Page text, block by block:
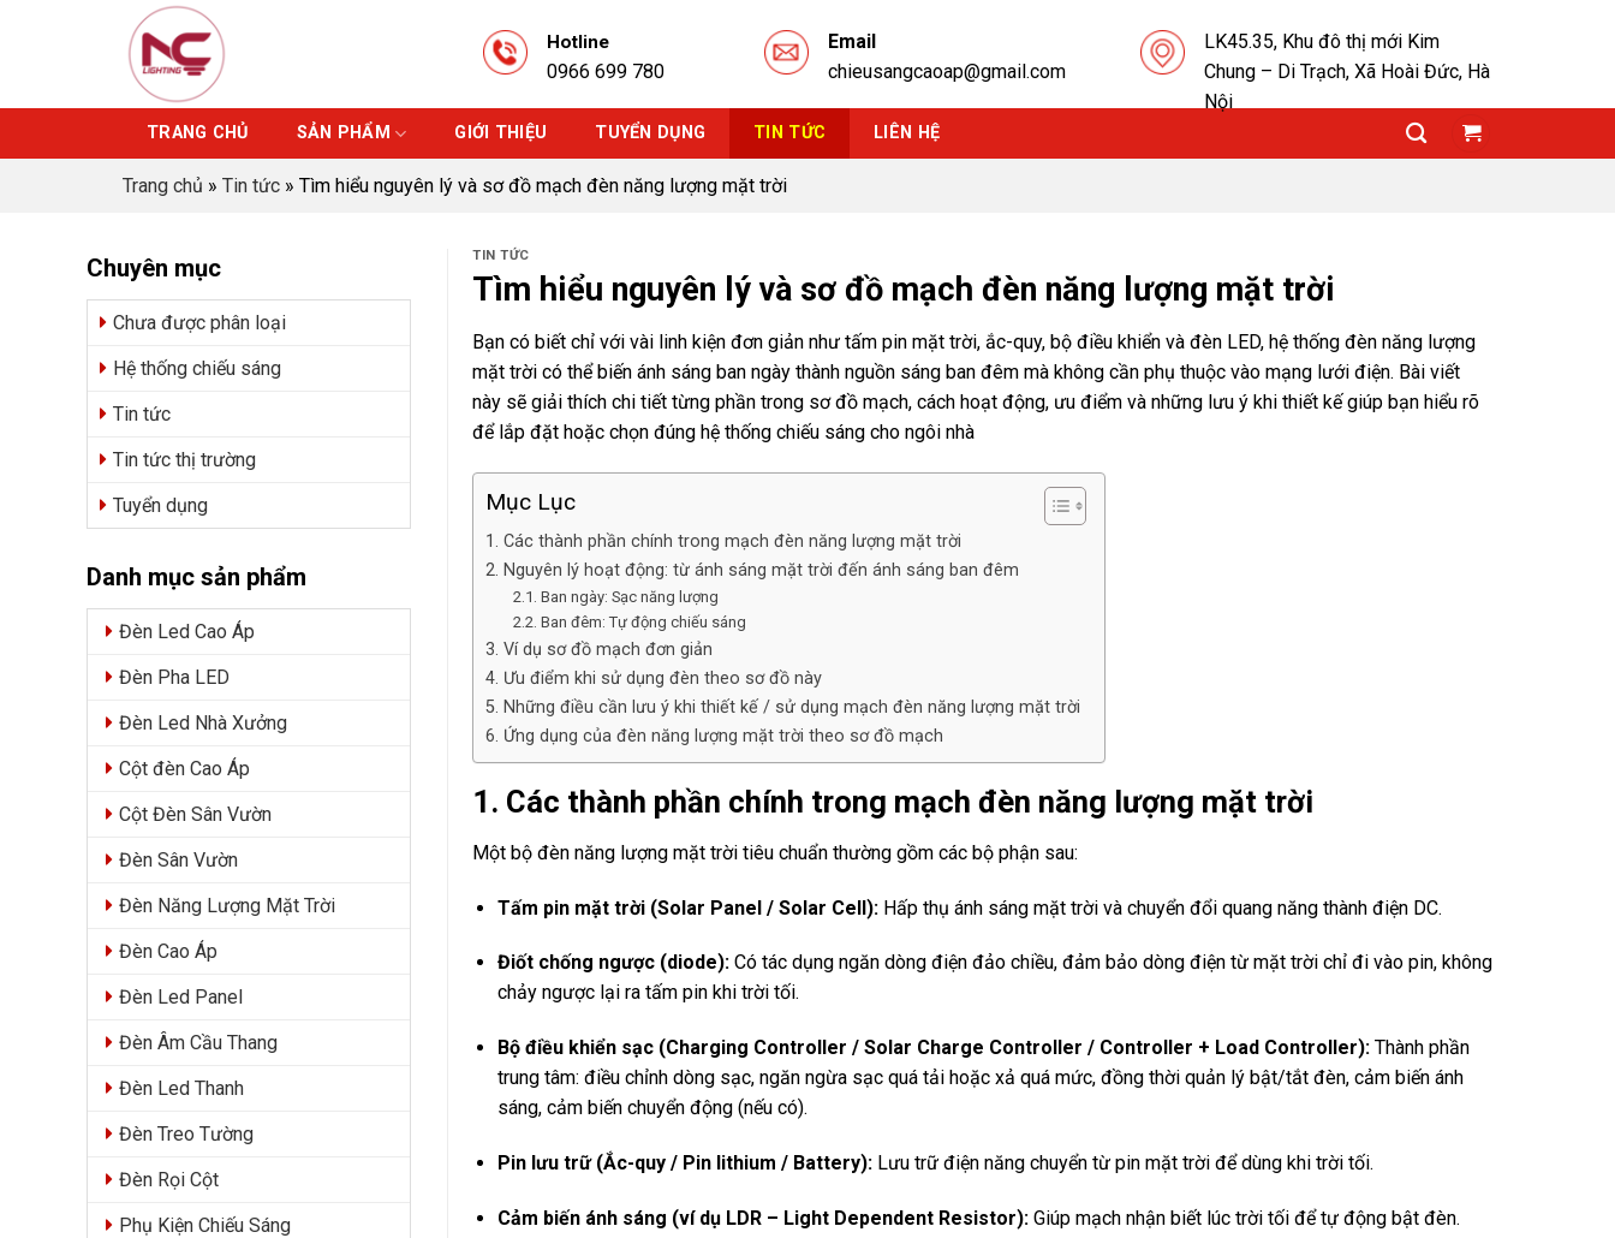
Hotline
0966 699 780
Email
chieusangcaoap@gmail.com
LK45.35, Khu đô thị mới Kim
Chung – Di Trạch, Xã Hoài Đức, Hà
Nội
TRANG CHỦ SẢN PHẨM GIỚI THIỆU TUYỂN DỤNG TIN TỨC LIÊN HỆ
Trang chủ » Tin tức » Tìm hiểu nguyên lý và sơ đồ mạch đèn năng lượng mặt trời
Chuyên mục
Chưa được phân loại
Hệ thống chiếu sáng
Tin tức
Tin tức thị trường
Tuyển dụng
Danh mục sản phẩm
Đèn Led Cao Áp
Đèn Pha LED
Đèn Led Nhà Xưởng
Cột đèn Cao Áp
Cột Đèn Sân Vườn
Đèn Sân Vườn
Đèn Năng Lượng Mặt Trời
Đèn Cao Áp
Đèn Led Panel
Đèn Âm Cầu Thang
Đèn Led Thanh
Đèn Treo Tường
Đèn Rọi Cột
Phụ Kiện Chiếu Sáng
TIN TỨC
Tìm hiểu nguyên lý và sơ đồ mạch đèn năng lượng mặt trời
Bạn có biết chỉ với vài linh kiện đơn giản như tấm pin mặt trời, ắc-quy, bộ điều khiển và đèn LED, hệ thống đèn năng lượng
mặt trời có thể biến ánh sáng ban ngày thành nguồn sáng ban đêm mà không cần phụ thuộc vào mạng lưới điện. Bài viết
này sẽ giải thích chi tiết từng phần trong sơ đồ mạch, cách hoạt động, ưu điểm và những lưu ý khi thiết kế giúp bạn hiểu rõ
để lắp đặt hoặc chọn đúng hệ thống chiếu sáng cho ngôi nhà
Mục Lục
1. Các thành phần chính trong mạch đèn năng lượng mặt trời
2. Nguyên lý hoạt động: từ ánh sáng mặt trời đến ánh sáng ban đêm
2.1. Ban ngày: Sạc năng lượng
2.2. Ban đêm: Tự động chiếu sáng
3. Ví dụ sơ đồ mạch đơn giản
4. Ưu điểm khi sử dụng đèn theo sơ đồ này
5. Những điều cần lưu ý khi thiết kế / sử dụng mạch đèn năng lượng mặt trời
6. Ứng dụng của đèn năng lượng mặt trời theo sơ đồ mạch
1. Các thành phần chính trong mạch đèn năng lượng mặt trời
Một bộ đèn năng lượng mặt trời tiêu chuẩn thường gồm các bộ phận sau:
Tấm pin mặt trời (Solar Panel / Solar Cell): Hấp thụ ánh sáng mặt trời và chuyển đổi quang năng thành điện DC.
Điốt chống ngược (diode): Có tác dụng ngăn dòng điện đảo chiều, đảm bảo dòng điện từ mặt trời chỉ đi vào pin, không
chảy ngược lại ra tấm pin khi trời tối.
Bộ điều khiển sạc (Charging Controller / Solar Charge Controller / Controller + Load Controller): Thành phần
trung tâm: điều chỉnh dòng sạc, ngăn ngừa sạc quá tải hoặc xả quá mức, đồng thời quản lý bật/tắt đèn, cảm biến ánh
sáng, cảm biến chuyển động (nếu có).
Pin lưu trữ (Ắc-quy / Pin lithium / Battery):Lưu trữ điện năng chuyển từ pin mặt trời để dùng khi trời tối.
Cảm biến ánh sáng (ví dụ LDR – Light Dependent Resistor): Giúp mạch nhận biết lúc trời tối để tự động bật đèn.